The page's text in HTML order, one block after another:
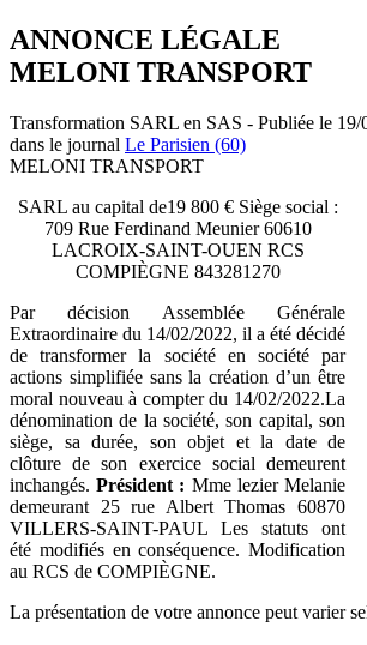
ANNONCE LÉGALE
MELONI TRANSPORT
Transformation SARL en SAS - Publiée le 19/
dans le journal Le Parisien (60)
MELONI TRANSPORT
SARL au capital de19 800 € Siège social :
709 Rue Ferdinand Meunier 60610
LACROIX-SAINT-OUEN RCS
COMPIÈGNE 843281270
Par décision Assemblée Générale
Extraordinaire du 14/02/2022, il a été décidé
de transformer la société en société par
actions simplifiée sans la création d’un être
moral nouveau à compter du 14/02/2022.La
dénomination de la société, son capital, son
siège, sa durée, son objet et la date de
clôture de son exercice social demeurent
inchangés.Président : Mme lezier Melanie
demeurant 25 rue Albert Thomas 60870
VILLERS-SAINT-PAUL Les statuts ont
été modifiés en conséquence. Modification
au RCS de COMPIÈGNE.
La présentation de votre annonce peut varier